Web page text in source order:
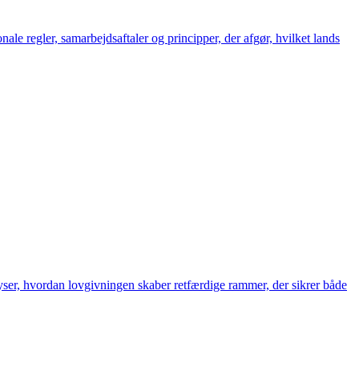
regler, samarbejdsaftaler og principper, der afgør, hvilket lands
hvordan lovgivningen skaber retfærdige rammer, der sikrer både